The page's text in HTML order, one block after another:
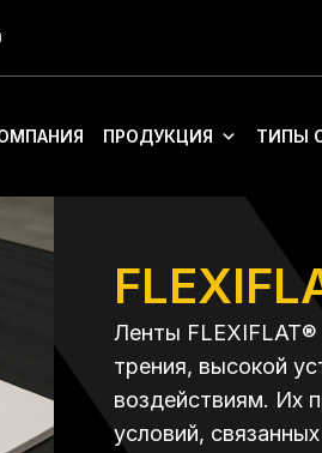
ПРОДУКЦИЯ ТИПЫ
Ленты
трения, высокой
воздействиям. Их
условий,